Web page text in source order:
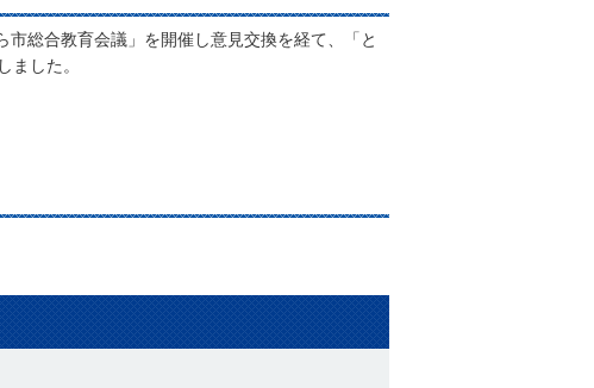
総合教育会議」を開催し意見交換を経て、「と
ました。